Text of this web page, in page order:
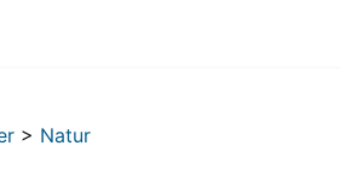
> Natur